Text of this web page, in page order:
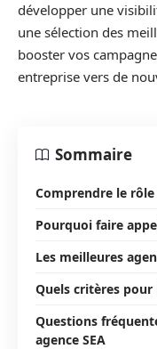
développer une
une sélection des
booster vos
entreprise vers de
Sommaire
Comprendre le rôle
Pourquoi faire
Les meilleures
Quels critères pour
Questions
agence SEA